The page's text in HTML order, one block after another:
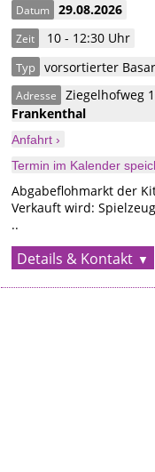
Datum 29.08.2026
Zeit 10 - 12:30 Uhr
Typ vorsortierter Basar
Adresse Ziegelhofweg
Frankenthal
Anfahrt ›
Termin im Kalender
Abgabeflohmarkt der
Verkauft wird:
..
Details & Kontakt